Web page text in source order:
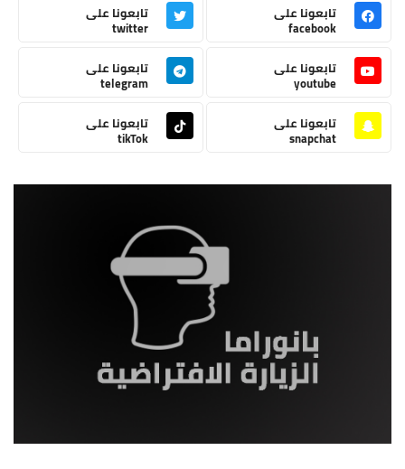
تابعونا على
facebook
تابعونا على
twitter
تابعونا على
youtube
تابعونا على
telegram
تابعونا على
snapchat
تابعونا على
tikTok